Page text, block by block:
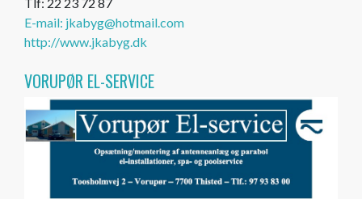
E-mail: jkabyg@hotmail.com
http://www.jkabyg.dk
VORUPØR EL-SERVICE